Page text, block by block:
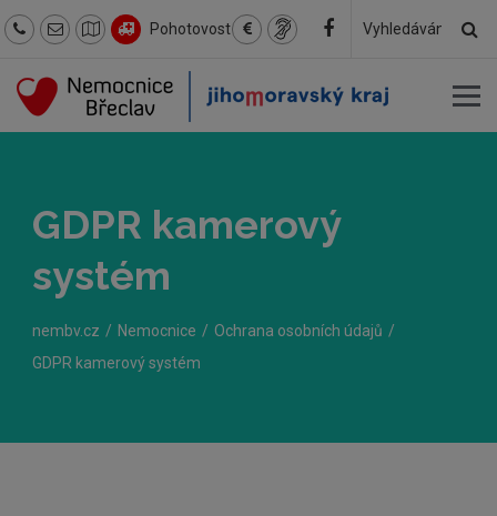
Pohotovost
Hledaný
GDPR kamerový
systém
nembv.cz Nemocnice
Ochrana osobních údajů
GDPR kamerový systém